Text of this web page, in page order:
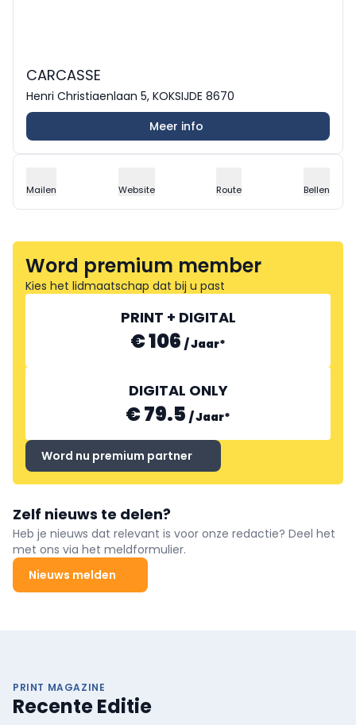
CARCASSE
Henri Christiaenlaan 5, KOKSIJDE 8670
Meer info
Mailen Website Route Bellen
Word premium member
Kies het lidmaatschap dat bij u past
PRINT + DIGITAL
€ 106 /Jaar*
DIGITAL ONLY
€ 79.5 /Jaar*
Word nu premium partner
Zelf nieuws te delen?
Heb je nieuws dat relevant is voor onze redactie? Deel het
met ons via het meldformulier.
Nieuws melden
PRINT MAGAZINE
Recente Editie